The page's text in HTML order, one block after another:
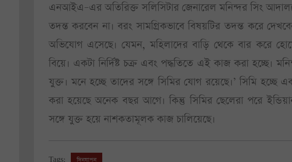
এনআইএ–এর অতিরিক্ত সলিসিটার জেনারেল মনিন্দর সিং
তদন্ত করবেন না। বরং সামগ্রিকভাবে বিষয়টির তদন্ত করে
অভিযোগ এসেছে। যেমন, মহিলাদের বাড়ি থেকে বার করে
বিয়ে। একটা নির্দিষ্ট চক্র এবং পদ্ধতিতে এই কাজ করা হচ্ছে।
যুক্ত। মনে হচ্ছে তাদের সঙ্গে সিমির যোগ রয়েছে।’ সিমি হচ্ছে
করা হয়েছে অনেক বছর আগে। কিন্তু সিমির ছেলেরা পরে
সঙ্গে যুক্ত হয়ে নাশকতামূলক কাজ চালিয়েছে।
Tags: দিনযাপন